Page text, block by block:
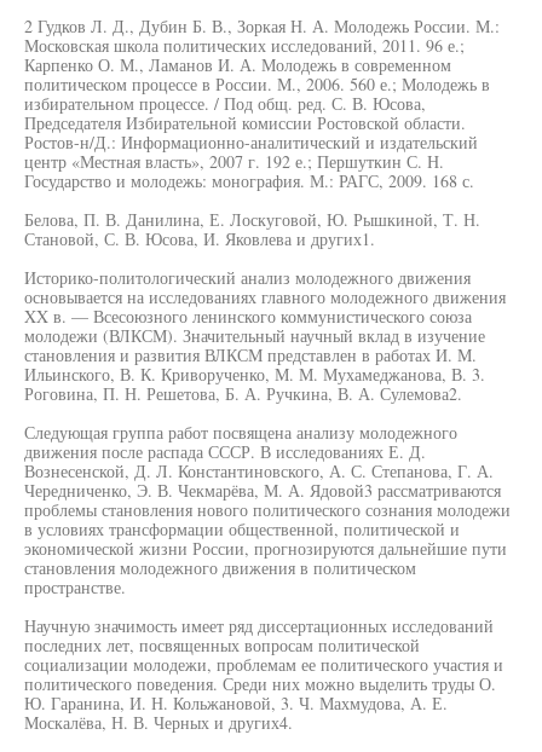
2 Гудков Л. Д., Дубин Б. В., Зоркая Н. А. Молодежь России. М.:
Московская школа политических исследований, 2011. 96 е.;
Карпенко О. М., Ламанов И. А. Молодежь в современном
политическом процессе в России. М., 2006. 560 е.; Молодежь в
избирательном процессе. / Под общ. ред. С. В. Юсова,
Председателя Избирательной комиссии Ростовской области.
Ростов-н/Д.: Информационно-аналитический и издательский
центр «Местная власть», 2007 г. 192 е.; Першуткин С. Н.
Государство и молодежь: монография. М.: РАГС, 2009. 168 с.
Белова, П. В. Данилина, Е. Лоскуговой, Ю. Рышкиной, Т. Н.
Становой, С. В. Юсова, И. Яковлева и других1.
Историко-политологический анализ молодежного движения
основывается на исследованиях главного молодежного движения
XX в. — Всесоюзного ленинского коммунистического союза
молодежи (ВЛКСМ). Значительный научный вклад в изучение
становления и развития ВЛКСМ представлен в работах И. М.
Ильинского, В. К. Криворученко, М. М. Мухамеджанова, В. 3.
Роговина, П. Н. Решетова, Б. А. Ручкина, В. А. Сулемова2.
Следующая группа работ посвящена анализу молодежного
движения после распада СССР. В исследованиях Е. Д.
Вознесенской, Д. Л. Константиновского, А. С. Степанова, Г. А.
Чередниченко, Э. В. Чекмарёва, М. А. Ядовой3 рассматриваются
проблемы становления нового политического сознания молодежи
в условиях трансформации общественной, политической и
экономической жизни России, прогнозируются дальнейшие пути
становления молодежного движения в политическом
пространстве.
Научную значимость имеет ряд диссертационных исследований
последних лет, посвященных вопросам политической
социализации молодежи, проблемам ее политического участия и
политического поведения. Среди них можно выделить труды О.
Ю. Гаранина, И. Н. Кольжановой, 3. Ч. Махмудова, А. Е.
Москалёва, Н. В. Черных и других4.